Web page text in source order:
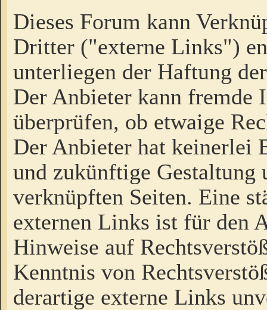
Dieses Forum kann
Dritter ("externe Links")
unterliegen der Haftung
Der Anbieter kann fremde
überprüfen, ob etwaige
Der Anbieter hat keinerlei
und zukünftige Gestaltung
verknüpften Seiten. Eine
externen Links ist für den
Hinweise auf
Kenntnis von
derartige externe Links